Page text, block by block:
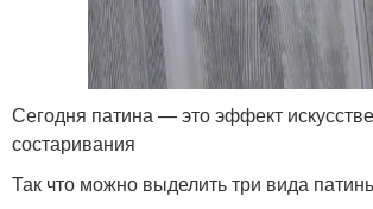
Сегодня патина — это эффект
состаривания
Так что можно выделить три вида